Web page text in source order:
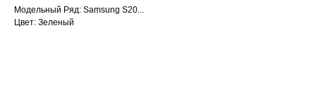
Модельный Ряд: Samsung S20...
Цвет: Зеленый